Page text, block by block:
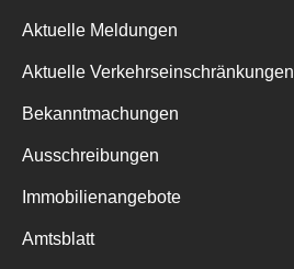
Aktuelle Meldungen
Aktuelle Verkehrseinschränkungen
Bekanntmachungen
Ausschreibungen
Immobilienangebote
Amtsblatt